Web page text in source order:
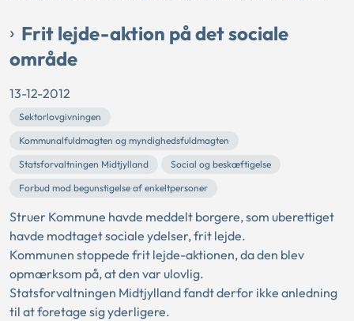
Frit lejde-aktion på det sociale
område
13-12-2012
Sektorlovgivningen
Kommunalfuldmagten og myndighedsfuldmagten
Statsforvaltningen Midtjylland
Social og beskæftigelse
Forbud mod begunstigelse af enkeltpersoner
Struer Kommune havde meddelt borgere, som uberettiget
havde modtaget sociale ydelser, frit lejde.
Kommunen stoppede frit lejde-aktionen, da den blev
opmærksom på, at den var ulovlig.
Statsforvaltningen Midtjylland fandt derfor ikke anledning
til at foretage sig yderligere.